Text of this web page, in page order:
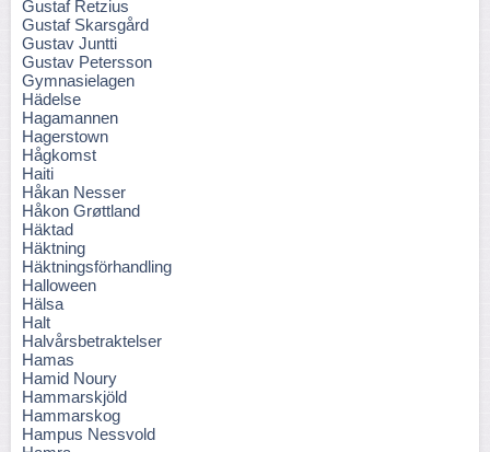
Gustaf Retzius
Gustaf Skarsgård
Gustav Juntti
Gustav Petersson
Gymnasielagen
Hädelse
Hagamannen
Hagerstown
Hågkomst
Haiti
Håkan Nesser
Håkon Grøttland
Häktad
Häktning
Häktningsförhandling
Halloween
Hälsa
Halt
Halvårsbetraktelser
Hamas
Hamid Noury
Hammarskjöld
Hammarskog
Hampus Nessvold